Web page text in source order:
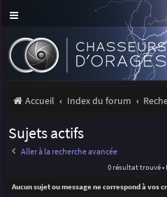
Accueil Index du forum
Sujets actifs
Aller à la recherche avancée
0 résultat trouvé •
Aucun sujet ou message ne correspond à vos